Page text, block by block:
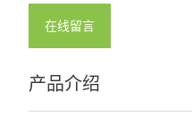
在线留言
产品介绍